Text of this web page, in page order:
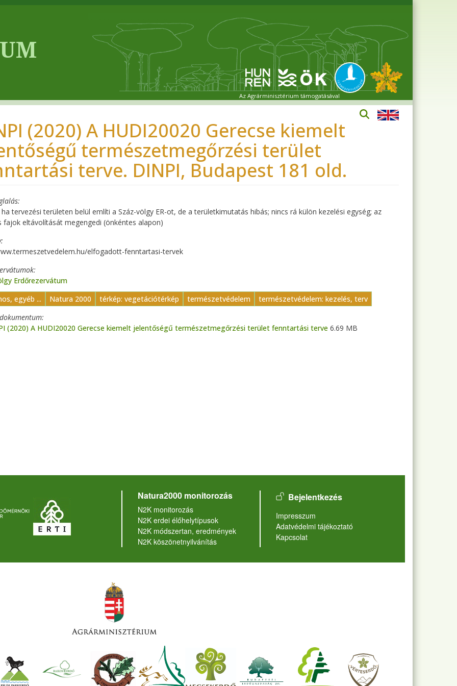
Az Agrárminisztérium támogatásával
(2020) A HUDI20020 Gerecse kiemelt
természetmegőrzési terület
terve. DINPI, Budapest 181 old.
ha tervezési területen belül említi a Száz-völgy ER-ot, de a területkimutatás hibás; nincs rá külön kezelési egység; az
fajok eltávolítását megengedi (önkéntes alapon)
elfogadott-fenntartasi-tervek
Erdőrezervátum
egyéb ...
Natura 2000 térkép: vegetációtérkép természetvédelem
természetvédelem: kezelés, terv
(2020) A HUDI20020 Gerecse kiemelt jelentőségű természetmegőrzési terület fenntartási terve 6.69 MB
Natura2000 monitorozás
N2K monitorozás
N2K erdei élőhelytípusok
N2K módszertan, eredmények
N2K köszönetnyilvánítás
User account menu
Bejelentkezés
Lábléc
Impresszum
Adatvédelmi tájékoztató
Kapcsolat